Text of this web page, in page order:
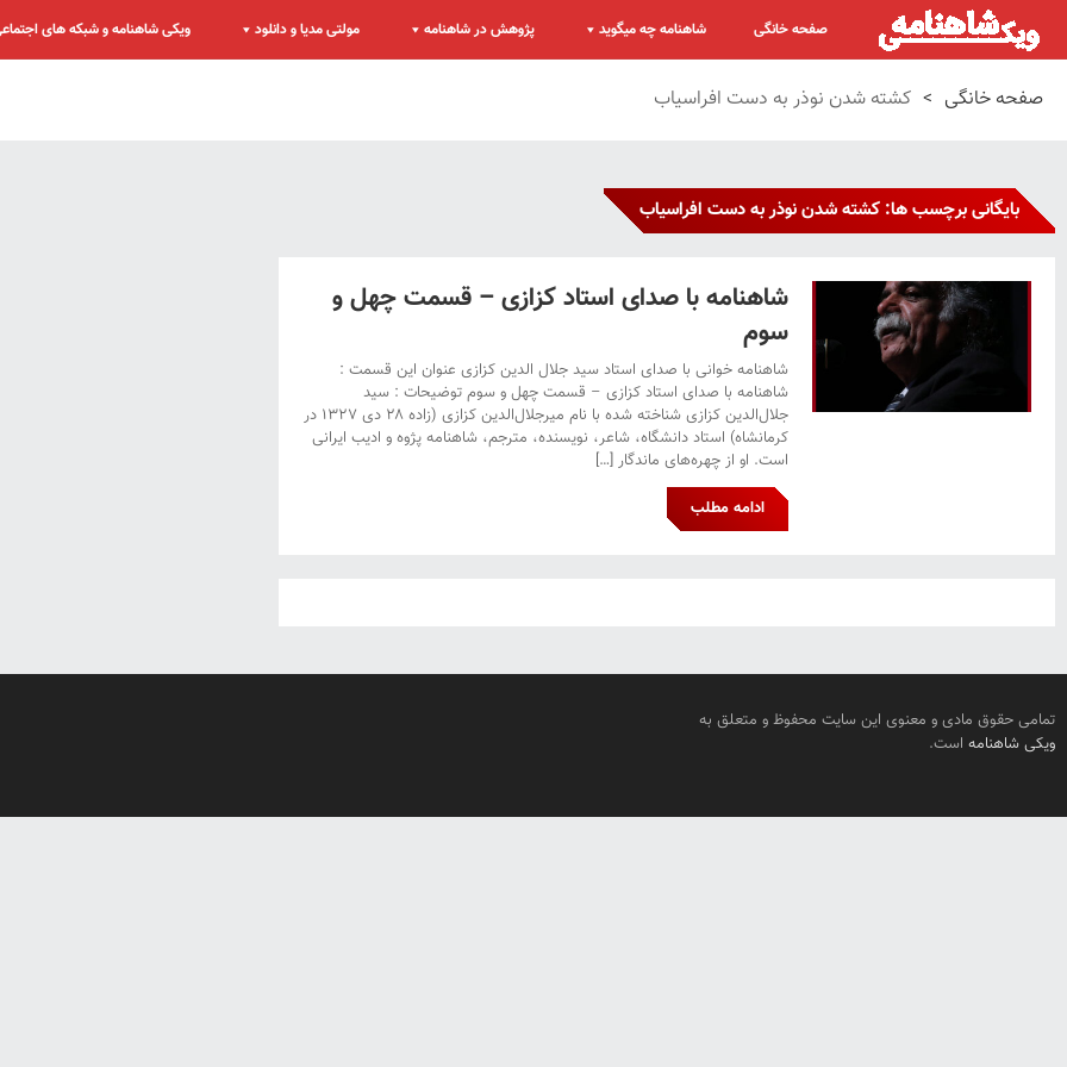
صفحه خانگی شاهنامه چه میگوید پژوهش در شاهنامه مولتی مدیا و دانلود ویکی شاهنامه و شبکه های
صفحه خانگی > کشته شدن نوذر به دست افراسیاب
بایگانی برچسب ها: کشته شدن نوذر به دست افراسیاب
شاهنامه با صدای استاد کزازی – قسمت چهل و
سوم
شاهنامه خوانی با صدای استاد سید جلال الدین کزازی عنوان این قسمت :
شاهنامه با صدای استاد کزازی – قسمت چهل و سوم توضیحات : سید
جلال‌الدین کزازی شناخته‌ شده با نام میرجلال‌الدین کزازی (زاده ۲۸ دی ۱۳۲۷ در
کرمانشاه) استاد دانشگاه، شاعر، نویسنده، مترجم، شاهنامه‌ پژوه و ادیب ایرانی
است. او از چهره‌های ماندگار […]
ادامه مطلب
تمامی حقوق مادی و معنوی این سایت محفوظ و متعلق به
ویکی شاهنامه است.